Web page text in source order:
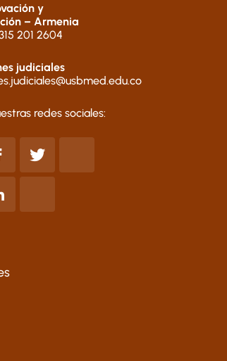
y
– Armenia
201 2604
judiciales
redes sociales: